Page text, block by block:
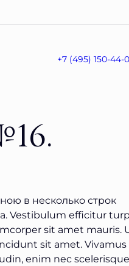
+7 (495) 150-44-
в несколько строк
Vestibulum efficitur
sit amet mauris.
sit amet. Vivamus
enim nec scelerisque